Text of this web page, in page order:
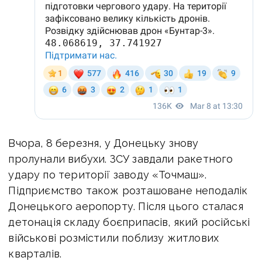
Вчора, 8 березня, у Донецьку знову
пролунали вибухи. ЗСУ завдали ракетного
удару по території заводу «Точмаш».
Підприємство також розташоване неподалік
Донецького аеропорту. Після цього сталася
детонація складу боєприпасів, який російські
військові розмістили поблизу житлових
кварталів.